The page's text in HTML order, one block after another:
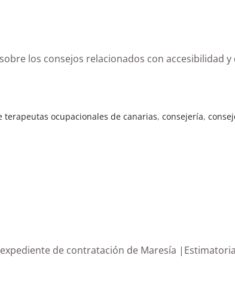
los consejos relacionados con accesibilidad
terapeutas ocupacionales de canarias,consejería,
de contratación de Maresía |Estimatoria